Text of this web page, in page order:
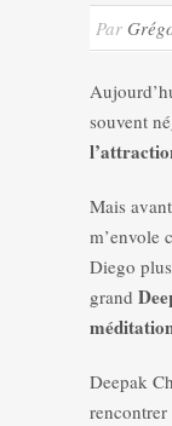
Par
souvent
Mais
m’envole
Diego
grand
Deepak